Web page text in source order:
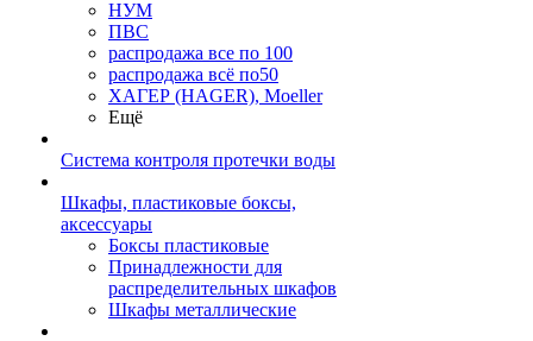
НУМ
ПВС
распродажа все по 100
распродажа всё по50
ХАГЕР (HAGER), Moeller
Ещё
Система контроля протечки воды
Шкафы, пластиковые боксы,
аксессуары
Боксы пластиковые
Принадлежности для
распределительных шкафов
Шкафы металлические